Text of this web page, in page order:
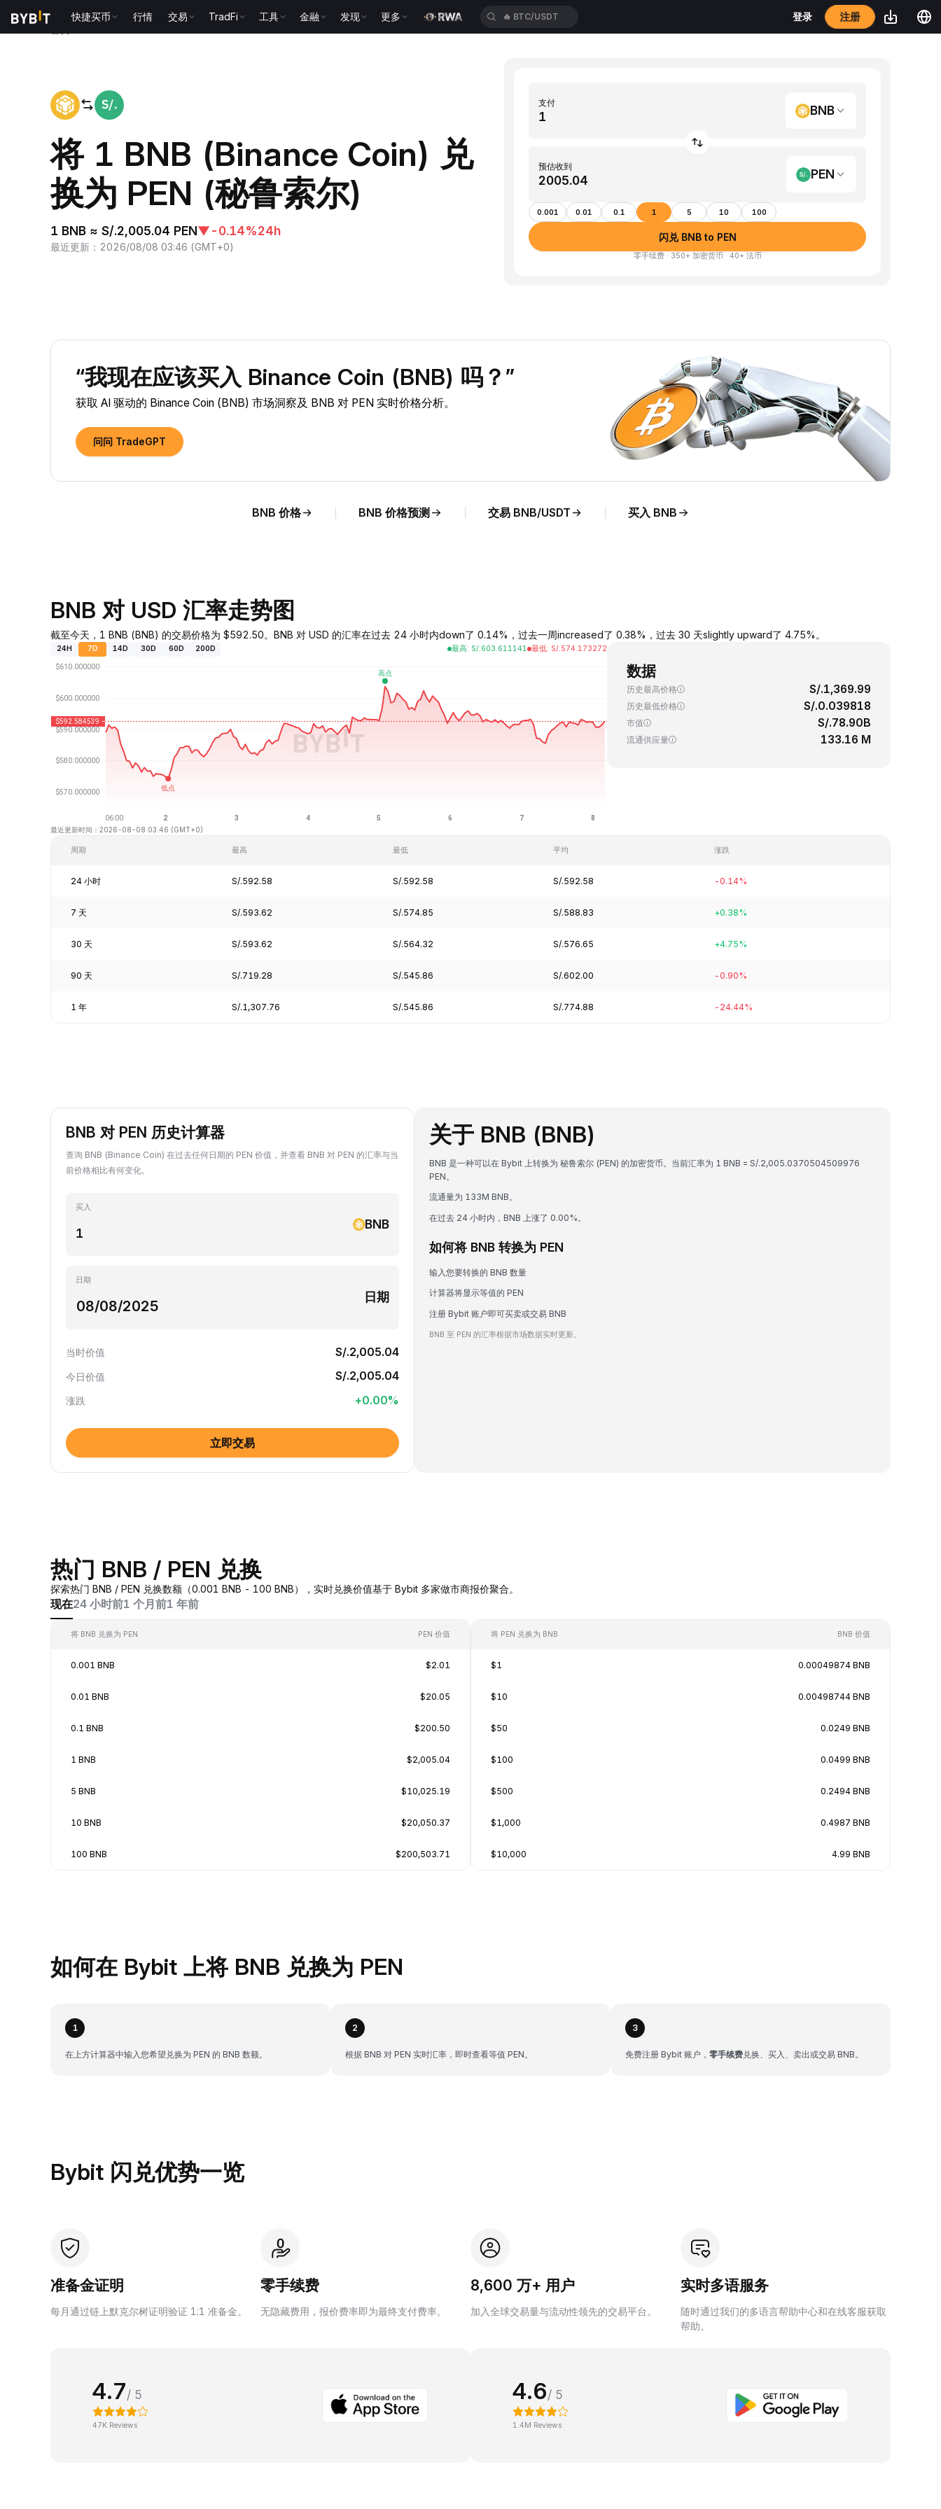
快捷买币 行情 交易 TradFi 工具 金融 发现 更多 🔥 BTC/USDT 登录 注册
将 1 BNB (Binance Coin) 兑
换为 PEN (秘鲁索尔)
1 BNB ≈ S/.2,005.04 PEN▼-0.14%24h
最近更新 ： 2026/08/08 03:46 (GMT+0)
支付
BNB
预估收到
PEN
0.001 0.01 0.1 1 5 10 100
闪兑 BNB to PEN
零手续费 · 350+ 加密货币 · 40+ 法币
“我现在应该买入 Binance Coin (BNB) 吗？”
获取 AI 驱动的 Binance Coin (BNB) 市场洞察及 BNB 对 PEN 实时价格分析。
问问 TradeGPT
BNB 价格 BNB 价格预测 交易 BNB/USDT 买入 BNB
BNB 对 USD 汇率走势图
截至今天，1 BNB (BNB) 的交易价格为 $592.50。BNB 对 USD 的汇率在过去 24 小时内down了 0.14%，过去一周increased了 0.38%，过去 30 天slightly upward了 4.75%。
24H 7D 14D 30D 60D 200D 最高: S/.603.611141 最低: S/.574.173272
最近更新时间：2026-08-08 03:46 (GMT+0)
数据
历史最高价格 S/.1,369.99
历史最低价格 S/.0.039818
市值 S/.78.90B
流通供应量 133.16 M
周期 最高 最低 平均 涨跌
24 小时 S/.592.58 S/.592.58 S/.592.58 -0.14%
7 天 S/.593.62 S/.574.85 S/.588.83 +0.38%
30 天 S/.593.62 S/.564.32 S/.576.65 +4.75%
90 天 S/.719.28 S/.545.86 S/.602.00 -0.90%
1 年 S/.1,307.76 S/.545.86 S/.774.88 -24.44%
BNB 对 PEN 历史计算器
查询 BNB (Binance Coin) 在过去任何日期的 PEN 价值，并查看 BNB 对 PEN 的汇率与当
前价格相比有何变化。
买入
BNB
日期
日期
当时价值 S/.2,005.04
今日价值 S/.2,005.04
涨跌 +0.00%
立即交易
关于 BNB (BNB)
BNB 是一种可以在 Bybit 上转换为 秘鲁索尔 (PEN) 的加密货币。当前汇率为 1 BNB = S/.2,005.0370504509976
PEN。
流通量为 133M BNB。
在过去 24 小时内，BNB 上涨了 0.00%。
如何将 BNB 转换为 PEN
输入您要转换的 BNB 数量
计算器将显示等值的 PEN
注册 Bybit 账户即可买卖或交易 BNB
BNB 至 PEN 的汇率根据市场数据实时更新。
热门 BNB / PEN 兑换
探索热门 BNB / PEN 兑换数额（0.001 BNB - 100 BNB），实时兑换价值基于 Bybit 多家做市商报价聚合。
现在24 小时前1 个月前1 年前
将 BNB 兑换为 PEN PEN 价值
0.001 BNB $2.01
0.01 BNB $20.05
0.1 BNB $200.50
1 BNB $2,005.04
5 BNB $10,025.19
10 BNB $20,050.37
100 BNB $200,503.71
将 PEN 兑换为 BNB BNB 价值
$1 0.00049874 BNB
$10 0.00498744 BNB
$50 0.0249 BNB
$100 0.0499 BNB
$500 0.2494 BNB
$1,000 0.4987 BNB
$10,000 4.99 BNB
如何在 Bybit 上将 BNB 兑换为 PEN
1
在上方计算器中输入您希望兑换为 PEN 的 BNB 数额。
2
根据 BNB 对 PEN 实时汇率，即时查看等值 PEN。
3
免费注册 Bybit 账户， 零手续费 兑换、买入、卖出或交易 BNB。
Bybit 闪兑优势一览
准备金证明
每月通过链上默克尔树证明验证 1:1 准备金。
零手续费
无隐藏费用，报价费率即为最终支付费率。
8,600 万+ 用户
加入全球交易量与流动性领先的交易平台。
实时多语服务
随时通过我们的多语言帮助中心和在线客服获取
帮助。
4.7/ 5
47K Reviews
4.6/ 5
1.4M Reviews